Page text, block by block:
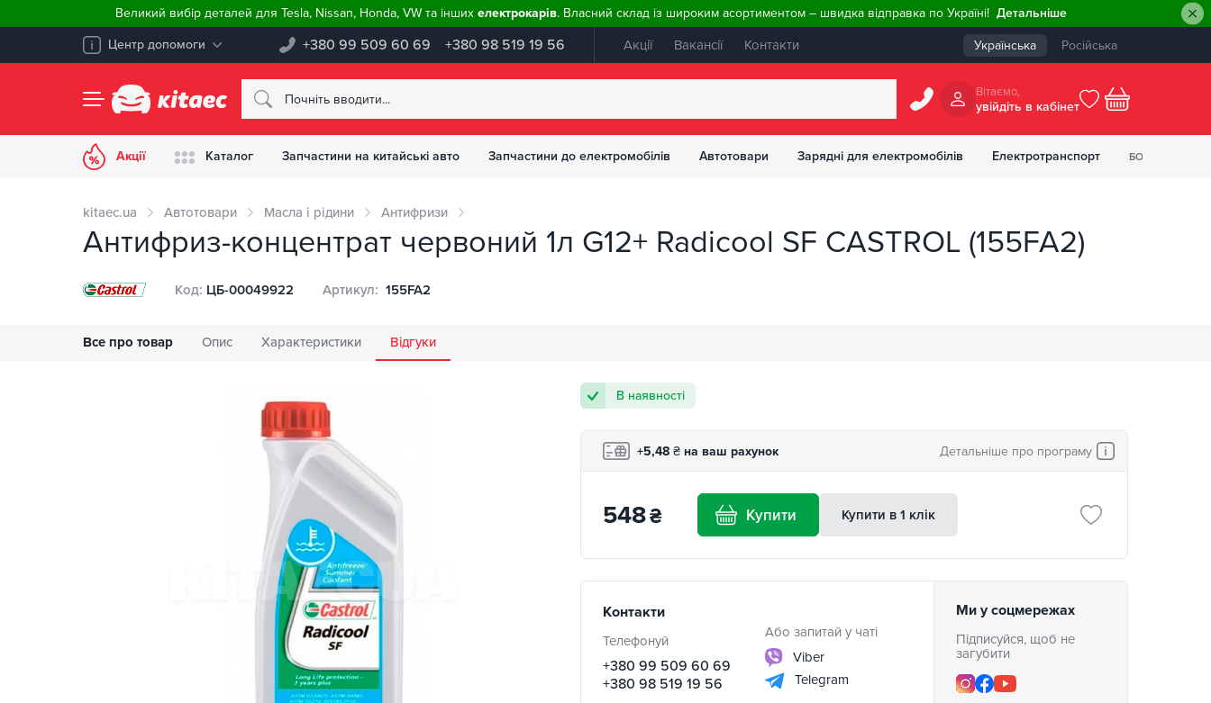
Великий вибір деталей для Tesla, Nissan, Honda, VW та інших електрокарів. Власний склад із широким асортиментом – швидка відправка по Україні! Детальніше
Центр допомоги +380 99 509 60 69 +380 98 519 19 56 Акції Вакансії Контакти Українська Російська
Вiтаємо,
увiйдiть в кабiнет
БОНУСІВ
Акції Каталог Запчастини на китайські авто Запчастини до електромобілів Автотовари Зарядні для електромобілів Електротранспорт
kitaec.ua Автотовари Масла і рідини Антифризи
Антифриз-концентрат червоний 1л G12+ Radicool SF CASTROL (155FA2)
Все про товар Опис Характеристики Відгуки
Код: ЦБ-00049922 Артикул: 155FA2
В наявності
+5,48 ₴ на ваш рахунок Детальніше про програму
548₴ Купити Купити в 1 клік
Контакти
Телефонуй
+380 99 509 60 69
+380 98 519 19 56
Або запитай у чаті
Viber
Telegram
Ми у соцмережах
Підписуйся, щоб не
загубити